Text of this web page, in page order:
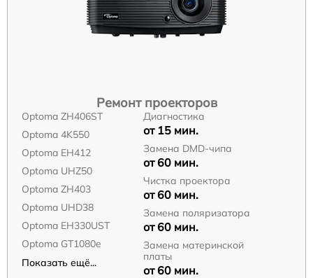
Ремонт проекторов
Optoma ZH406ST
Optoma 4K550
Optoma EH412
Optoma UHZ50
Optoma ZH403
Optoma UHD38
Optoma EH330UST
Optoma GT1080e
Показать ещё...
Диагностика
от 15 мин.
Замена DMD-чипа
от 60 мин.
Чистка проектора
от 60 мин.
Замена поляризатора
от 60 мин.
Замена материнской
платы
от 60 мин.